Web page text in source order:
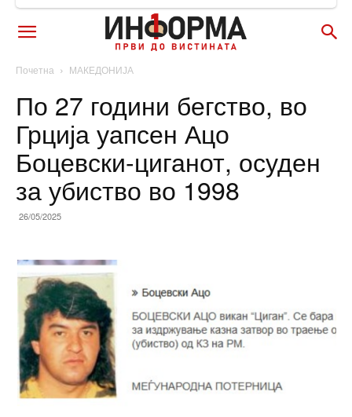
Почетна МАКЕДОНИЈА
По 27 години бегство, во
Грција уапсен Ацо
Боцевски-циганот, осуден
за убиство во 1998
26/05/2025